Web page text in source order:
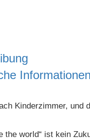
Informationen
Kinderzimmer, und
the world“ ist kein